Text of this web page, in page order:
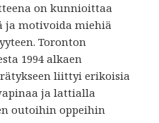
on kunnioittaa
ja motivoida miehiä
Toronton
1994 alkaen
liittyi erikoisia
ja lattialla
outoihin oppeihin